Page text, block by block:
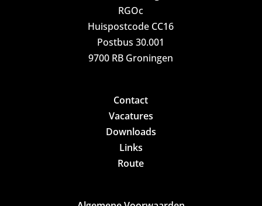
RGOc
Huispostcode CC16
Postbus 30.001
9700 RB Groningen
Contact
Vacatures
Downloads
Links
Route